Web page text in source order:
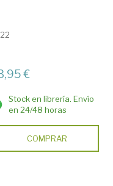
€
Stock en librería. Envío
en 24/48 horas
COMPRAR